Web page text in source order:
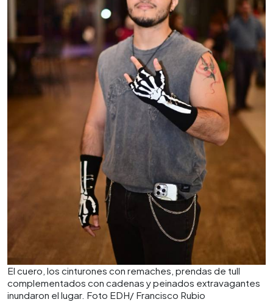
El cuero, los cinturones con remaches, prendas de tull
complementados con cadenas y peinados extravagantes
inundaron el lugar. Foto EDH/ Francisco Rubio